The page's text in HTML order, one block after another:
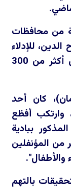
من محافظات
للإدلاء
بإفاداتهم في هذه القضية، كما سجل أكثر من 300
كان أحد
وارتكب أفظع
ببادية
من المؤنفلين
والأطفال".
بالتهم